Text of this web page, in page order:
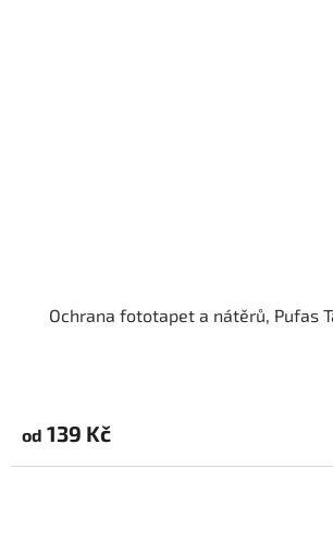
Ochrana fototapet a nátěrů, Pufas
od 139 Kč